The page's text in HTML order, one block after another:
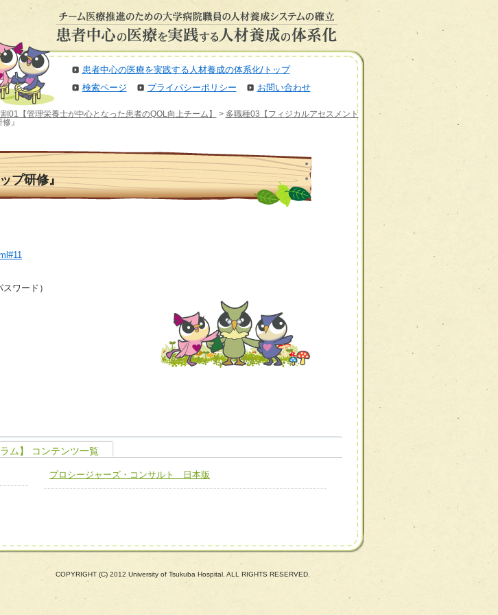
患者中心の医療を実践する人材養成の体系化/トップ
検索ページ
プライバシーポリシー お問い合わせ
01【管理栄養士が中心となった患者のQOL向上チーム】 > 多職種03【フィジカルアセスメント
』
プ研修』
ワード）
につ
ユニット４ 専門能力拡大・向上
各職種のスキルを拡大・向上させ、新たな可能性を広げる
チーム14【苦情・クレーム・暴力対応支援チーム】
ム】 コンテンツ一覧
プロシージャーズ・コンサルト 日本版
COPYRIGHT (C) 2012 University of Tsukuba Hospital. ALL RIGHTS RESERVED.